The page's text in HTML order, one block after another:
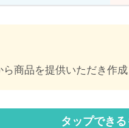
商品を提供いただき作成
タップできる